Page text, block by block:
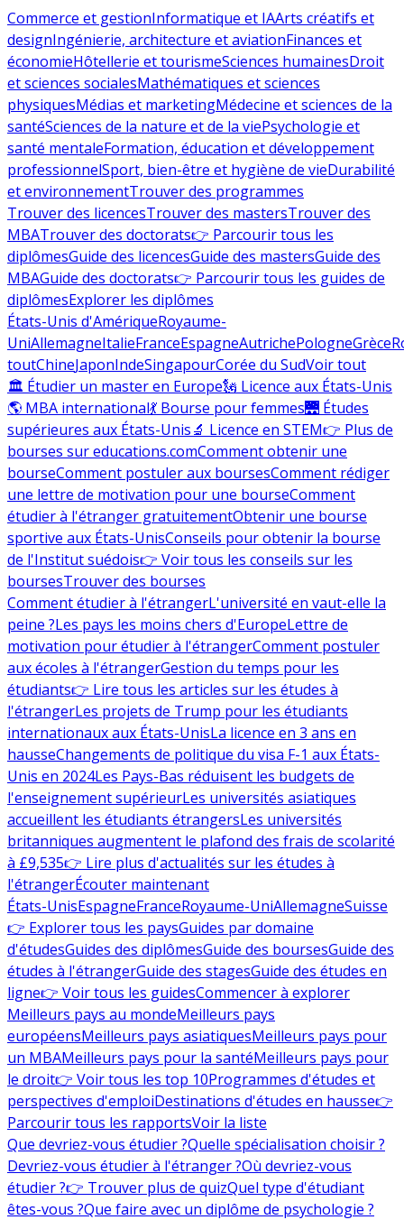
Commerce et gestionInformatique et IAArts créatifs et
designIngénierie, architecture et aviationFinances et
économieHôtellerie et tourismeSciences humainesDroit
et sciences socialesMathématiques et sciences
physiquesMédias et marketingMédecine et sciences de la
santéSciences de la nature et de la viePsychologie et
santé mentaleFormation, éducation et développement
professionnelSport, bien-être et hygiène de vieDurabilité
et environnementTrouver des programmes
Trouver des licencesTrouver des mastersTrouver des
MBATrouver des doctorats👉 Parcourir tous les
diplômesGuide des licencesGuide des mastersGuide des
MBAGuide des doctorats👉 Parcourir tous les guides de
diplômesExplorer les diplômes
États-Unis d'AmériqueRoyaume-
UniAllemagneItalieFranceEspagneAutrichePologneGrèce
toutChineJaponIndeSingapourCorée du SudVoir tout
🏛 Étudier un master en Europe🗽 Licence aux États-Unis
🌎 MBA international💃 Bourse pour femmes🌉 Études
supérieures aux États-Unis🔬 Licence en STEM👉 Plus de
bourses sur educations.comComment obtenir une
bourseComment postuler aux boursesComment rédiger
une lettre de motivation pour une bourseComment
étudier à l'étranger gratuitementObtenir une bourse
sportive aux États-UnisConseils pour obtenir la bourse
de l'Institut suédois👉 Voir tous les conseils sur les
boursesTrouver des bourses
Comment étudier à l'étrangerL'université en vaut-elle la
peine ?Les pays les moins chers d'EuropeLettre de
motivation pour étudier à l'étrangerComment postuler
aux écoles à l'étrangerGestion du temps pour les
étudiants👉 Lire tous les articles sur les études à
l'étrangerLes projets de Trump pour les étudiants
internationaux aux États-UnisLa licence en 3 ans en
hausseChangements de politique du visa F-1 aux États-
Unis en 2024Les Pays-Bas réduisent les budgets de
l'enseignement supérieurLes universités asiatiques
accueillent les étudiants étrangersLes universités
britanniques augmentent le plafond des frais de scolarité
à £9,535👉 Lire plus d'actualités sur les études à
l'étrangerÉcouter maintenant
États-UnisEspagneFranceRoyaume-UniAllemagneSuisse
👉 Explorer tous les paysGuides par domaine
d'étudesGuides des diplômesGuide des boursesGuide des
études à l'étrangerGuide des stagesGuide des études en
ligne👉 Voir tous les guidesCommencer à explorer
Meilleurs pays au mondeMeilleurs pays
européensMeilleurs pays asiatiquesMeilleurs pays pour
un MBAMeilleurs pays pour la santéMeilleurs pays pour
le droit👉 Voir tous les top 10Programmes d'études et
perspectives d'emploiDestinations d'études en hausse👉
Parcourir tous les rapportsVoir la liste
Que devriez-vous étudier ?Quelle spécialisation choisir ?
Devriez-vous étudier à l'étranger ?Où devriez-vous
étudier ?👉 Trouver plus de quizQuel type d'étudiant
êtes-vous ?Que faire avec un diplôme de psychologie ?